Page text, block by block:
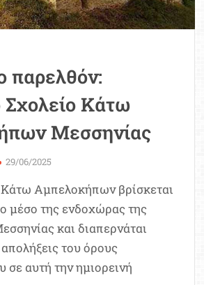
παρελθόν:
Σχολείο Κάτω
Μεσσηνίας
29/06/2025
Αμπελοκήπων βρίσκεται
μέσο της ενδοχώρας της
και διαπερνάται
του όρους
αυτή την ημιορεινή